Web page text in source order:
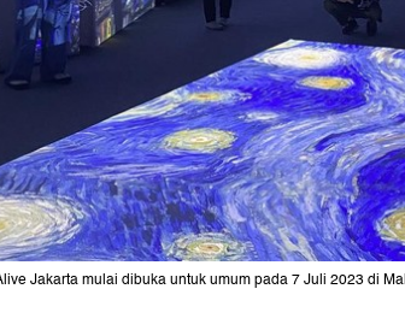
Jakarta mulai dibuka untuk umum pada 7 Juli 2023 di